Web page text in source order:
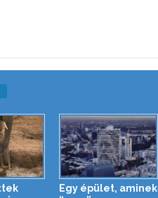
Egy épület, aminek